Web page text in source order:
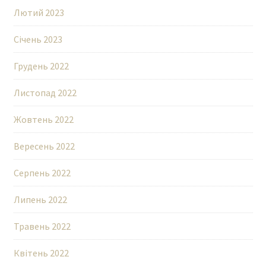
Лютий 2023
Січень 2023
Грудень 2022
Листопад 2022
Жовтень 2022
Вересень 2022
Серпень 2022
Липень 2022
Травень 2022
Квітень 2022